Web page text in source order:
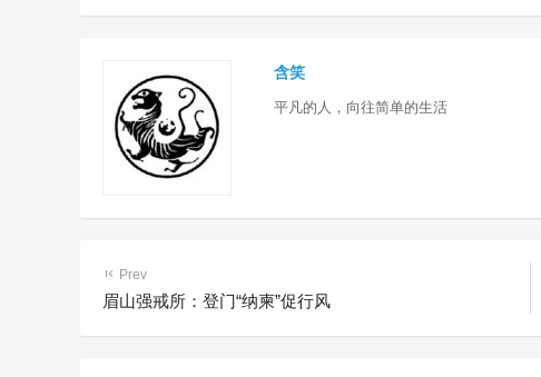
含笑
平凡的人，向往简单的生活
Prev
眉山强戒所：登门“纳柬”促行风